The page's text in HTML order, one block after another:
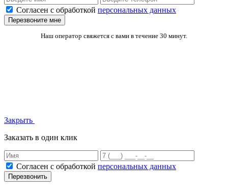
Согласен с обработкой персональных данных
Перезвоните мне
Наш оператор свяжется с вами в течение 30 минут.
Закрыть
Заказать в один клик
Согласен с обработкой персональных данных
Перезвонить